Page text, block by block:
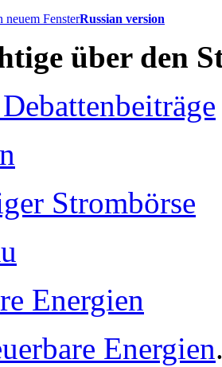
Russian version
über den
Strombörse
Energien
Energien